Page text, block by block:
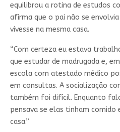
equilibrou a rotina de estudos
afirma que o pai não se
vivesse na mesma casa.
“Com certeza eu estava
que estudar de madrugada e,
escola com atestado médico
em consultas. A socialização
também foi difícil. Enquanto
pensava se elas tinham comido
casa.”